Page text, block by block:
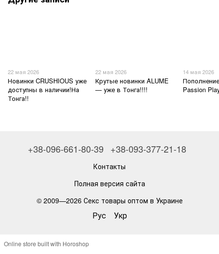
22 мая 2026
Новинки CRUSHIOUS уже
доступны в наличии!На
Тонга!!
22 мая 2026
Крутые новинки ALUME
— уже в Тонга!!!!
14 мая 2026
Passion
+38-096-661-80-39 +38-093-377-21-18
Контакты
Полная версия сайта
© 2009—2026 Секс товары оптом в Украине
Рус Укр
Online store built with Horoshop